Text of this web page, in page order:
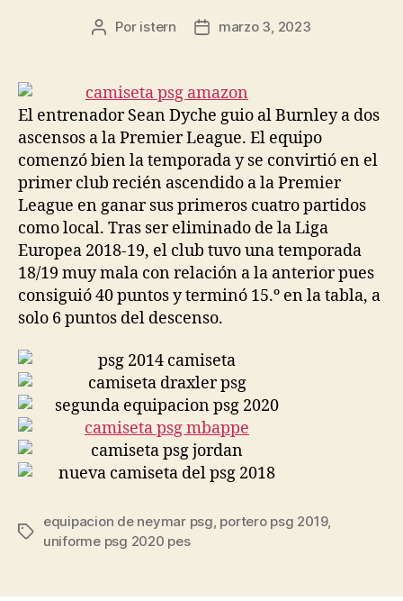
Autor
entrada
Por istern
Fecha
entrada
marzo 3, 2023
El entrenador Sean Dyche guio al Burnley a dos
ascensos a la Premier League. El equipo
comenzó bien la temporada y se convirtió en el
primer club recién ascendido a la Premier
League en ganar sus primeros cuatro partidos
como local. Tras ser eliminado de la Liga
Europea 2018-19, el club tuvo una temporada
18/19 muy mala con relación a la anterior pues
consiguió 40 puntos y terminó 15.º en la tabla, a
solo 6 puntos del descenso.
Etiquetas
equipacion de neymar psg, portero psg 2019,
uniforme psg 2020 pes